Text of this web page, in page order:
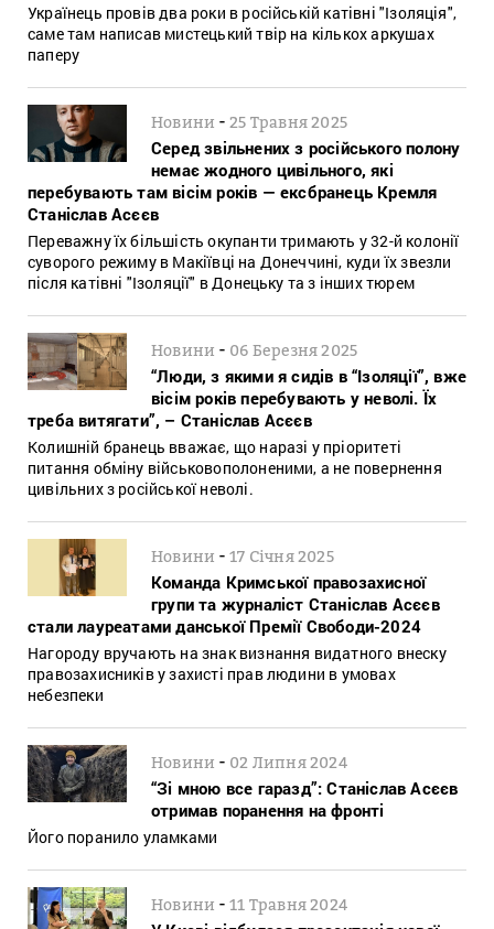
Українець провів два роки в російській катівні "Ізоляція",
саме там написав мистецький твір на кількох аркушах
паперу
Новини -25 Травня 2025
Серед звільнених з російського полону
немає жодного цивільного, які
перебувають там вісім років — ексбранець Кремля
Станіслав Асєєв
Переважну їх більшість окупанти тримають у 32-й колонії
суворого режиму в Макіївці на Донеччині, куди їх звезли
після катівні "Ізоляції" в Донецьку та з інших тюрем
Новини - 06 Березня 2025
“Люди, з якими я сидів в “Ізоляції”, вже
вісім років перебувають у неволі. Їх
треба витягати”, – Станіслав Асєєв
Колишній бранець вважає, що наразі у пріоритеті
питання обміну військовополоненими, а не повернення
цивільних з російської неволі.
Новини -17 Січня 2025
Команда Кримської правозахисної
групи та журналіст Станіслав Асєєв
стали лауреатами данської Премії Свободи-2024
Нагороду вручають на знак визнання видатного внеску
правозахисників у захисті прав людини в умовах
небезпеки
Новини - 02 Липня 2024
“Зі мною все гаразд”: Станіслав Асєєв
отримав поранення на фронті
Його поранило уламками
Новини -11 Травня 2024